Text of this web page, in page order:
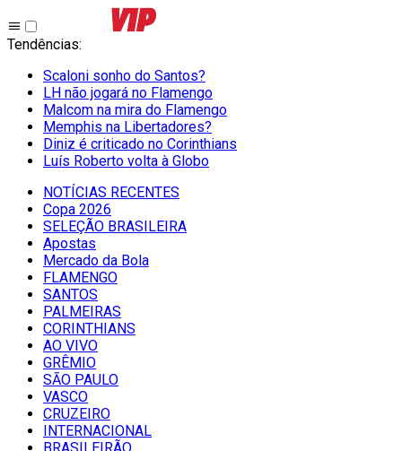
Tendências:
Scaloni sonho do Santos?
LH não jogará no Flamengo
Malcom na mira do Flamengo
Memphis na Libertadores?
Diniz é criticado no Corinthians
Luís Roberto volta à Globo
NOTÍCIAS RECENTES
Copa 2026
SELEÇÃO BRASILEIRA
Apostas
Mercado da Bola
FLAMENGO
SANTOS
PALMEIRAS
CORINTHIANS
AO VIVO
GRÊMIO
SĀO PAULO
VASCO
CRUZEIRO
INTERNACIONAL